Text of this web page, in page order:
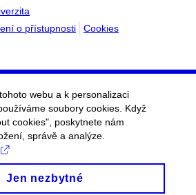
o přístupnosti Cookies
webu a k personalizaci
soubory cookies. Když
cookies", poskytnete nám
správě a analýze.
Jen nezbytné